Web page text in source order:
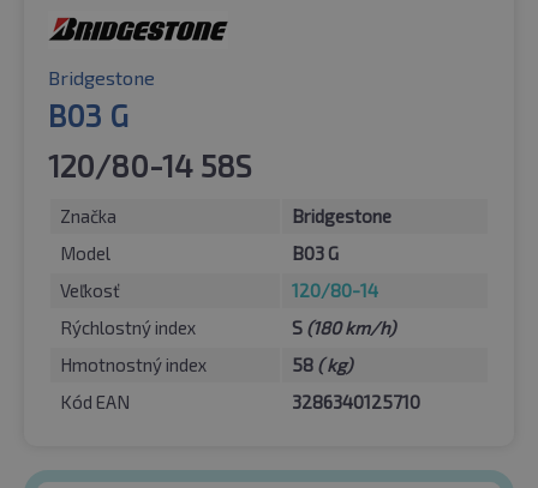
Bridgestone
B03 G
120/80-14 58S
Značka
Bridgestone
Model
B03 G
Veľkosť
120/80-14
Rýchlostný index
S (180 km/h)
Hmotnostný index
58 ( kg)
Kód EAN
3286340125710